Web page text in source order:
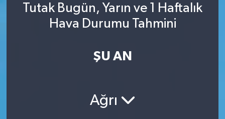
Tutak Bugün, Yarın ve 1 Haftalık
Hava Durumu Tahmini
ŞU AN
Ağrı
TEMETTÜ
İletişim